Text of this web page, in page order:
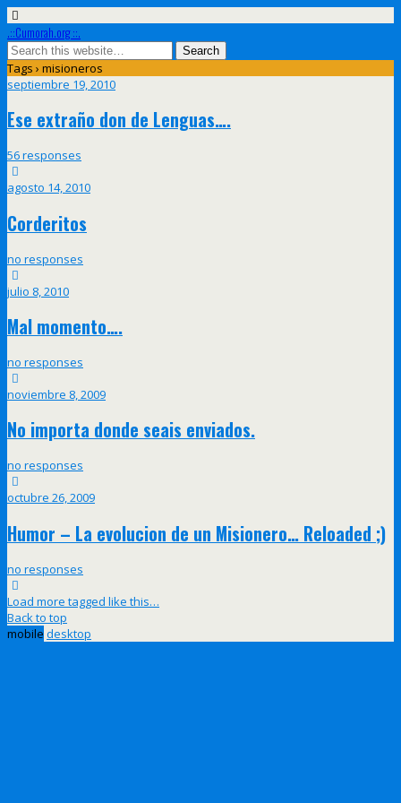
.::Cumorah.org ::.
Tags › misioneros
septiembre 19, 2010
Ese extraño don de Lenguas….
56 responses
agosto 14, 2010
Corderitos
no responses
julio 8, 2010
Mal momento….
no responses
noviembre 8, 2009
No importa donde seais enviados.
no responses
octubre 26, 2009
Humor – La evolucion de un Misionero… Reloaded ;)
no responses
Load more tagged like this…
Back to top
mobile desktop